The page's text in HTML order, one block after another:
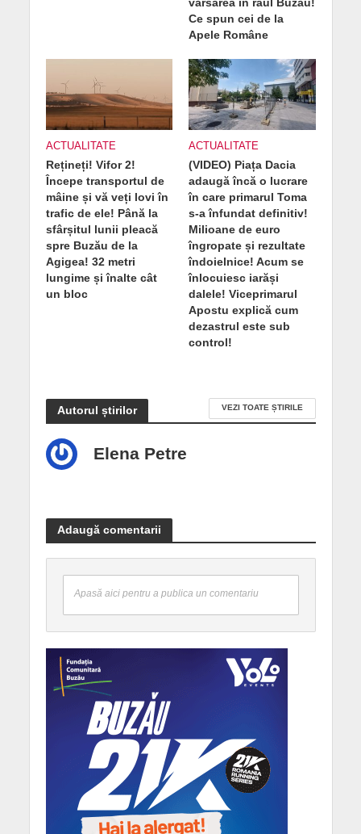
Ce spun cei de la
Apele Române
ACTUALITATE
Rețineți! Vifor 2!
Începe transportul de
mâine și vă veți lovi în
trafic de ele! Până la
sfârșitul lunii pleacă
spre Buzău de la
Agigea! 32 metri
lungime și înalte cât
un bloc
ACTUALITATE
(VIDEO) Piața Dacia
adaugă încă o lucrare
în care primarul Toma
s-a înfundat definitiv!
Milioane de euro
îngropate și rezultate
îndoielnice! Acum se
înlocuiesc iarăși
dalele! Viceprimarul
Apostu explică cum
dezastrul este sub
control!
Autorul știrilor VEZI TOATE ȘTIRILE
Elena Petre
Adaugă comentarii
Apasă aici pentru a publica un comentariu